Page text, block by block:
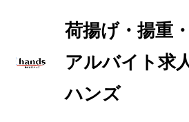
荷揚げ・揚重
アルバイト求
ハンズ